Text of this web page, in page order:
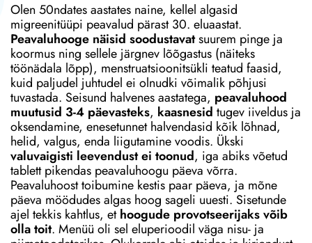
Olen 50ndates aastates naine, kellel algasid
migreenitüüpi peavalud pärast 30. eluaastat.
Peavaluhooge näisid soodustavatsuurem pinge ja
koormus ning sellele järgnev lõõgastus (näiteks
töönädala lõpp), menstruatsioonitsükli teatud faasid,
kuid paljudel juhtudel ei olnudki võimalik põhjusi
tuvastada. Seisund halvenes aastatega, peavaluhood
muutusid 3-4 päevasteks, kaasnesid tugev iiveldus ja
oksendamine, enesetunnet halvendasid kõik lõhnad,
helid, valgus, enda liigutamine voodis. Ükski
valuvaigisti leevendust ei toonud, iga abiks võetud
tablett pikendas peavaluhoogu päeva võrra.
Peavaluhoost toibumine kestis paar päeva, ja mõne
päeva möödudes algas hoog sageli uuesti. Sisetunde
ajel tekkis kahtlus, ethoogude provotseerijaks võib
olla toit. Menüü oli sel eluperioodil väga nisu- ja